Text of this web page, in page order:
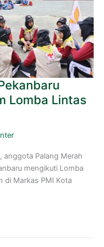
Lomba Lintas
anggota Palang Merah
mengikuti Lomba
di Markas PMI Kota